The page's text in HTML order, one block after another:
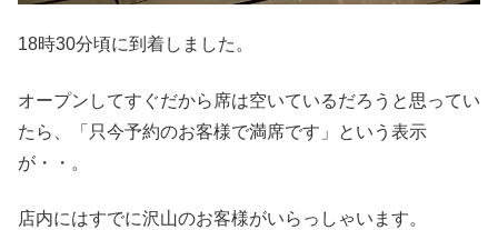
18時30分頃に到着しました。
オープンしてすぐだから席は空いているだろうと思ってい
たら、「只今予約のお客様で満席です」という表示
が・・。
店内にはすでに沢山のお客様がいらっしゃいます。